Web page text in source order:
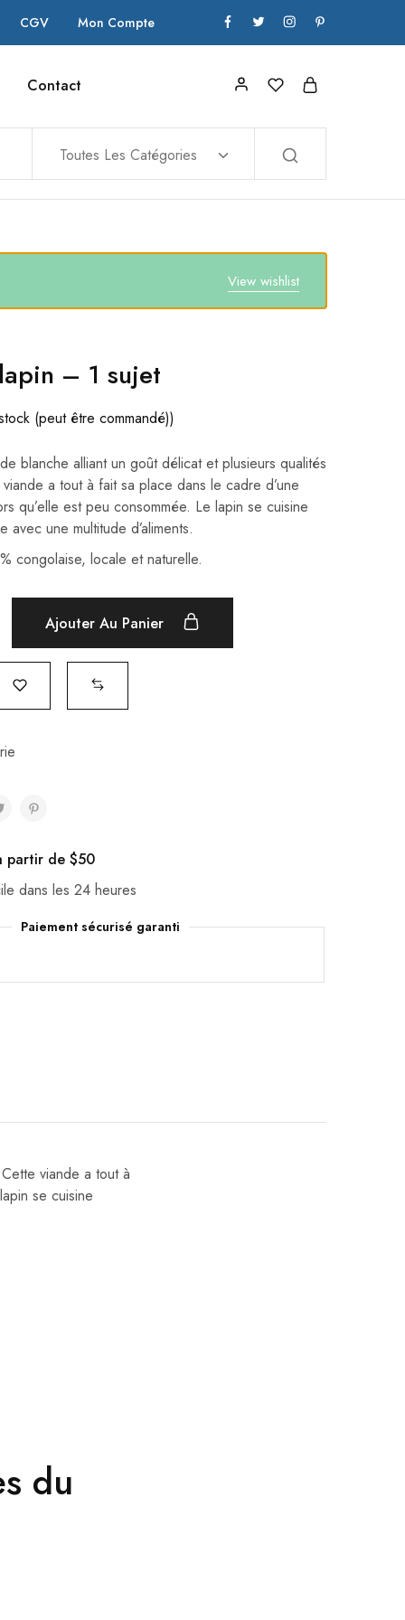
CGV Mon Compte
Contact
Toutes Les Catégories
View wishlist
– 1 sujet
(peut être commandé))
blanche alliant un goût délicat et plusieurs qualités
a tout à fait sa place dans le cadre d’une
qu’elle est peu consommée. Le lapin se cuisine
avec une multitude d’aliments.
congolaise, locale et naturelle.
Ajouter Au Panier
partir de $50
dans les 24 heures
Paiement sécurisé garanti
viande a tout à
se cuisine
du